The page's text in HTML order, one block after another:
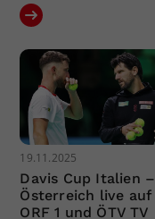
19.11.2025
Davis Cup Italien –
Österreich live auf
ORF 1 und ÖTV TV